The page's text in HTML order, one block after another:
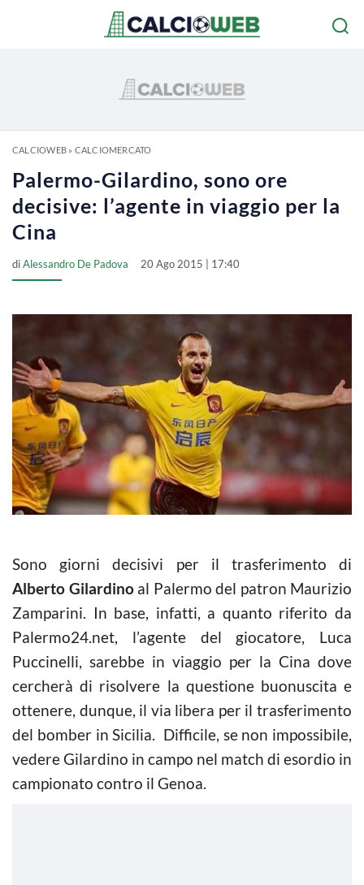
CALCIOWEB» CALCIOMERCATO
Palermo-Gilardino, sono ore
decisive: l’agente in viaggio per la
Cina
diAlessandro De Padova 20 Ago 2015 | 17:40
Sono giorni decisivi per il trasferimento di
Alberto Gilardinoal Palermo del patron Maurizio
Zamparini. In base, infatti, a quanto riferito da
Palermo24.net, l’agente del giocatore, Luca
Puccinelli, sarebbe in viaggio per la Cina dove
cercherà di risolvere la questione buonuscita e
ottenere, dunque, il via libera per il trasferimento
del bomber in Sicilia. Difficile, se non impossibile,
vedere Gilardino in campo nel match di esordio in
campionato contro il Genoa.